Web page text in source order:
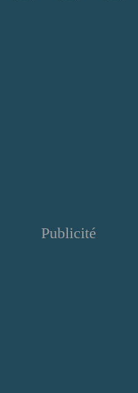
Publicité